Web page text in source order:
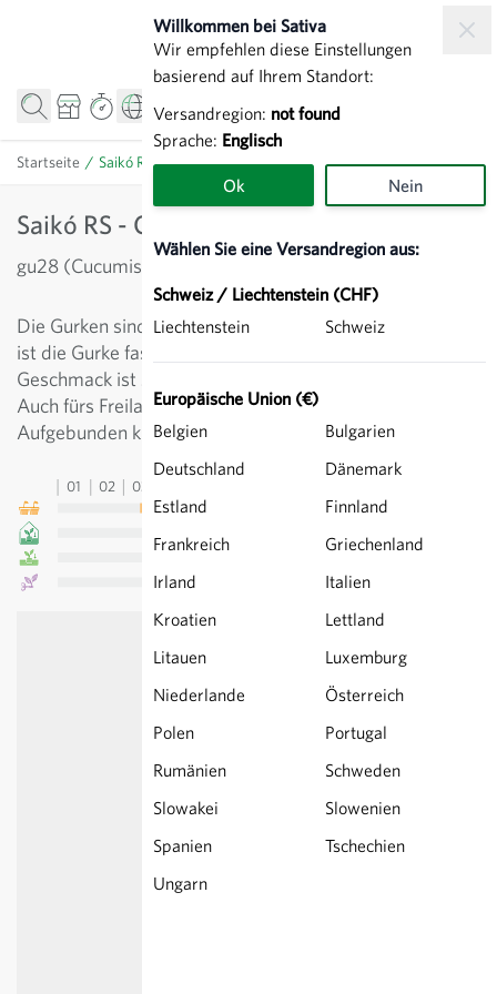
Willkommen bei Sativa
Wir empfehlen diese Einstellungen
basierend auf Ihrem Standort:
Versandregion: not found
Sprache: Englisch
Ok Nein
Wählen Sie eine Versandregion aus:
Schweiz / Liechtenstein (CHF)
Liechtenstein
Schweiz
Europäische Union (€)
Belgien
Bulgarien
Deutschland
Dänemark
Estland
Finnland
Frankreich
Griechenland
Irland
Italien
Kroatien
Lettland
Litauen
Luxemburg
Niederlande
Österreich
Polen
Portugal
Rumänien
Schweden
Slowakei
Slowenien
Spanien
Tschechien
Ungarn
Startseite / Saikó RS - Gurke
Saikó RS - Gurke
gu28 (Cucumis sativus)
Die Gurken sind lang, gerippt und leicht stachelig. Jung
ist die Gurke fast samenlos und sehr knackig. Der
Geschmack ist sehr gut, leicht süsslich und nicht bitter.
Auch fürs Freiland geeignet, da Mehltauresistenz.
Aufgebunden kultiviert werden die Frücht gerade.
01 02 03